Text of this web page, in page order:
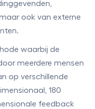
ook van externe
waarbij de
meerdere mensen
op verschillende
180
feedback